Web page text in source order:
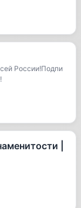
России!Подпи
|